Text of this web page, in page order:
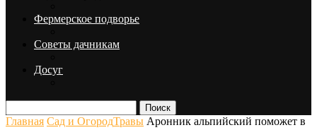
Фермерское подворье
Советы дачникам
Досуг
Поиск
Главная Сад и ОгородТравы Аронник альпийский поможет в